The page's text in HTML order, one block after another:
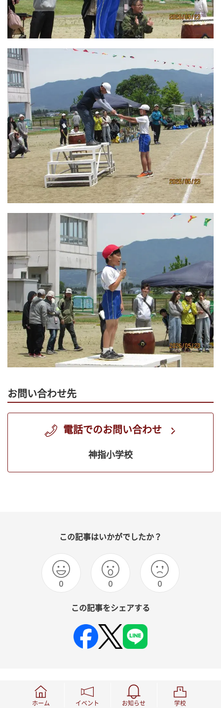
お問い合わせ先
電話でのお問い合わせ
神指小学校
この記事はいかがでしたか？
0 0 0
この記事をシェアする
ホーム イベント お知らせ 学校